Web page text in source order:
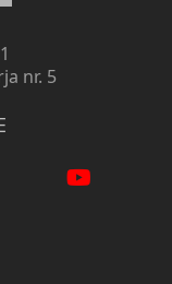
nr. 5